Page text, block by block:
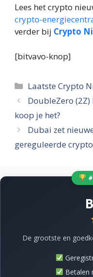
Lees het crypto
crypto-
verder bij Crypto
[bitvavo-knop]
Categorieën
Laatste Crypto
DoubleZero
koop je het?
Dubai zet
gereguleerde
De grootste en
Betalen